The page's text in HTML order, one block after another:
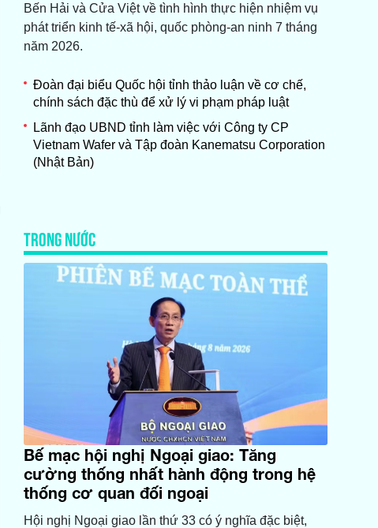
Bến Hải và Cửa Việt về tình hình thực hiện nhiệm vụ
phát triển kinh tế-xã hội, quốc phòng-an ninh 7 tháng
năm 2026.
Đoàn đại biểu Quốc hội tỉnh thảo luận về cơ chế,
chính sách đặc thù để xử lý vi phạm pháp luật
Lãnh đạo UBND tỉnh làm việc với Công ty CP
Vietnam Wafer và Tập đoàn Kanematsu Corporation
(Nhật Bản)
TRONG NƯỚC
Bế mạc hội nghị Ngoại giao: Tăng
cường thống nhất hành động trong hệ
thống cơ quan đối ngoại
Hội nghị Ngoại giao lần thứ 33 có ý nghĩa đặc biệt,